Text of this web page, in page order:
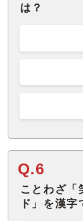
は？
Q.6
ことわざ「
ド」を漢字